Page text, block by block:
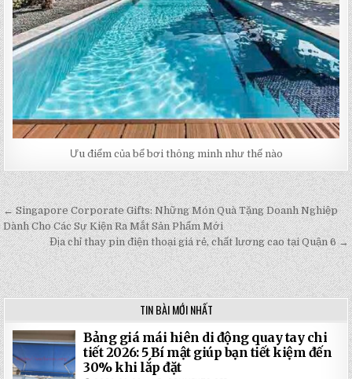
Ưu điểm của bể bơi thông minh như thế nào
Post
navigation
← Singapore Corporate Gifts: Những Món Quà Tặng Doanh Nghiệp
Dành Cho Các Sự Kiện Ra Mắt Sản Phẩm Mới
Địa chỉ thay pin điện thoại giá rẻ, chất lương cao tại Quận 6 →
TIN BÀI MỚI NHẤT
Bảng giá mái hiên di động quay tay chi
tiết 2026: 5 Bí mật giúp bạn tiết kiệm đến
30% khi lắp đặt